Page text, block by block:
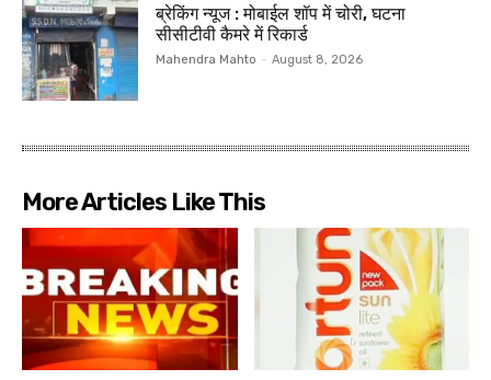
ब्रेकिंग न्यूज : मोबाईल शॉप में चोरी, घटना
सीसीटीवी कैमरे में रिकार्ड
Mahendra Mahto - August 8, 2026
More Articles Like This